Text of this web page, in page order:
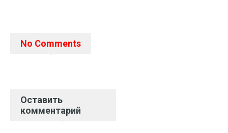
No Comments
Оставить
комментарий